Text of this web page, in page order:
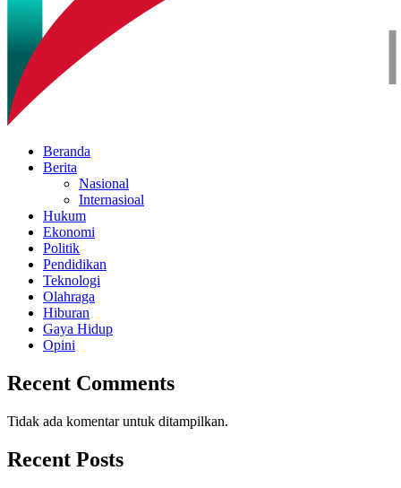
Beranda
Berita
Nasional
Internasioal
Hukum
Ekonomi
Politik
Pendidikan
Teknologi
Olahraga
Hiburan
Gaya Hidup
Opini
Recent Comments
Tidak ada komentar untuk ditampilkan.
Recent Posts